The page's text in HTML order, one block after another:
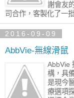
謝會友
司合作，客製化了一
2016-09-09
AbbVie-無線滑鼠
AbbVie
構，具
是現今
療選項